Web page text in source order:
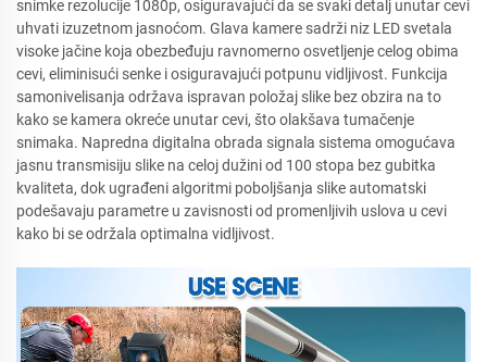
snimke rezolucije 1080p, osiguravajući da se svaki detalj unutar cevi
uhvati izuzetnom jasnoćom. Glava kamere sadrži niz LED svetala
visoke jačine koja obezbeđuju ravnomerno osvetljenje celog obima
cevi, eliminisući senke i osiguravajući potpunu vidljivost. Funkcija
samonivelisanja održava ispravan položaj slike bez obzira na to
kako se kamera okreće unutar cevi, što olakšava tumačenje
snimaka. Napredna digitalna obrada signala sistema omogućava
jasnu transmisiju slike na celoj dužini od 100 stopa bez gubitka
kvaliteta, dok ugrađeni algoritmi poboljšanja slike automatski
podešavaju parametre u zavisnosti od promenljivih uslova u cevi
kako bi se održala optimalna vidljivost.